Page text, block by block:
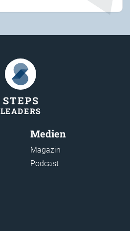
STEPS
LEADERS
Medien
Magazin
Podcast